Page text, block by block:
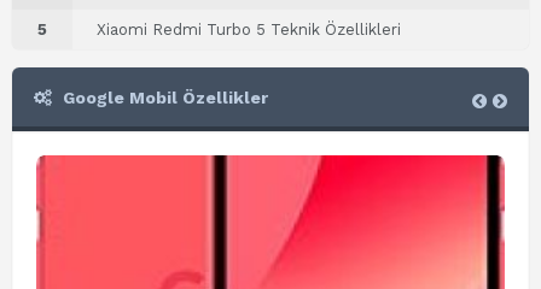
5 Xiaomi Redmi Turbo 5 Teknik Özellikleri
Google Mobil Özellikler